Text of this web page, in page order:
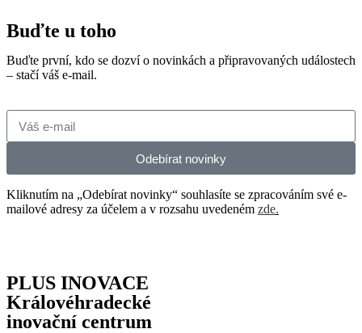
Buďte u toho
Buďte první, kdo se dozví o novinkách a připravovaných událostech
– stačí váš e-mail.
Odebírat novinky
Kliknutím na „Odebírat novinky“ souhlasíte se zpracováním své e-
mailové adresy za účelem a v rozsahu uvedeném zde.
PLUS INOVACE
Královéhradecké
inovační centrum